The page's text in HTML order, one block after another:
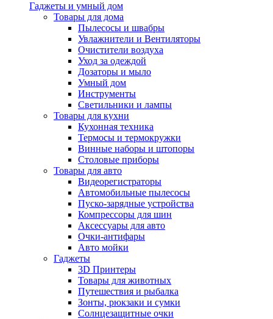
Гаджеты и умный дом
Товары для дома
Пылесосы и швабры
Увлажнители и Вентиляторы
Очистители воздуха
Уход за одеждой
Дозаторы и мыло
Умный дом
Инструменты
Светильники и лампы
Товары для кухни
Кухонная техника
Термосы и термокружки
Винные наборы и штопоры
Столовые приборы
Товары для авто
Видеорегистраторы
Автомобильные пылесосы
Пуско-зарядные устройства
Компрессоры для шин
Аксессуары для авто
Очки-антифары
Авто мойки
Гаджеты
3D Принтеры
Товары для животных
Путешествия и рыбалка
Зонты, рюкзаки и сумки
Солнцезащитные очки